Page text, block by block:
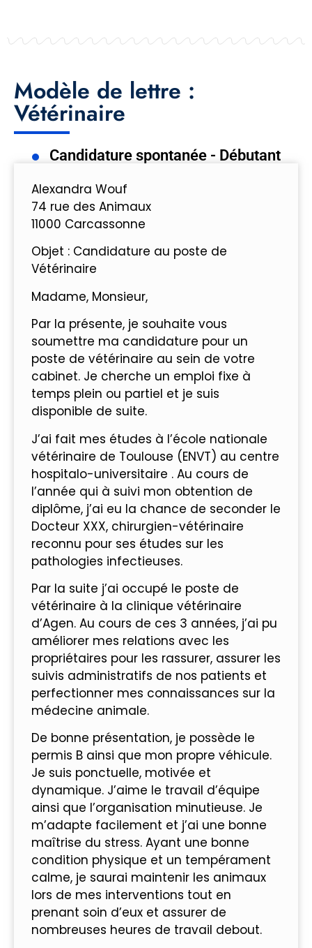
Modèle de lettre :
Vétérinaire
Candidature spontanée - Débutant
Alexandra Wouf
74 rue des Animaux
11000 Carcassonne
Objet : Candidature au poste de
Vétérinaire
Madame, Monsieur,
Par la présente, je souhaite vous
soumettre ma candidature pour un
poste de vétérinaire au sein de votre
cabinet. Je cherche un emploi fixe à
temps plein ou partiel et je suis
disponible de suite.
J’ai fait mes études à l’école nationale
vétérinaire de Toulouse (ENVT) au centre
hospitalo-universitaire . Au cours de
l’année qui à suivi mon obtention de
diplôme, j’ai eu la chance de seconder le
Docteur XXX, chirurgien-vétérinaire
reconnu pour ses études sur les
pathologies infectieuses.
Par la suite j’ai occupé le poste de
vétérinaire à la clinique vétérinaire
d’Agen. Au cours de ces 3 années, j’ai pu
améliorer mes relations avec les
propriétaires pour les rassurer, assurer les
suivis administratifs de nos patients et
perfectionner mes connaissances sur la
médecine animale.
De bonne présentation, je possède le
permis B ainsi que mon propre véhicule.
Je suis ponctuelle, motivée et
dynamique. J’aime le travail d’équipe
ainsi que l’organisation minutieuse. Je
m’adapte facilement et j’ai une bonne
maîtrise du stress. Ayant une bonne
condition physique et un tempérament
calme, je saurai maintenir les animaux
lors de mes interventions tout en
prenant soin d’eux et assurer de
nombreuses heures de travail debout.